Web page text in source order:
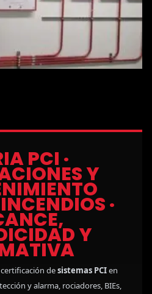
PCI ·
Y
·
Y
desistemas PCIen
y alarma, rociadores, BIEs,